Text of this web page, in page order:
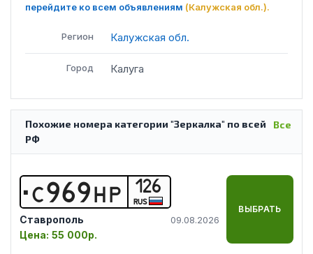
перейдите ко всем объявлениям (Калужская обл.).
Регион Калужская обл.
Город Калуга
Все
Похожие номера категории "Зеркалка" по всей
РФ
С969НР 126
RUS
Ставрополь 09.08.2026
Цена: 55 000р.
ВЫБРАТЬ